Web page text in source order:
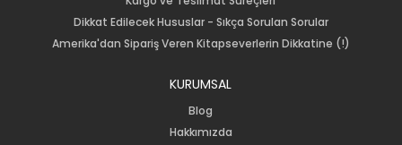
Dikkat Edilecek Hususlar - Sıkça Sorulan Sorular
Amerika'dan Sipariş Veren Kitapseverlerin Dikkatine (!)
KURUMSAL
Blog
Hakkımızda